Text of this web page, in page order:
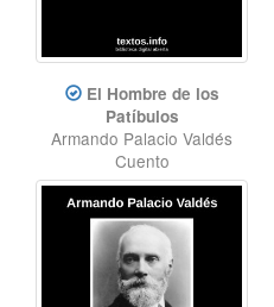
El Hombre de los
Patíbulos
Armando Palacio Valdés
Cuento